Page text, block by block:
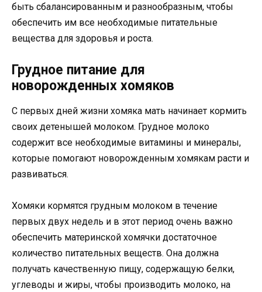
быть сбалансированным и разнообразным, чтобы
обеспечить им все необходимые питательные
вещества для здоровья и роста.
Грудное питание для
новорожденных хомяков
С первых дней жизни хомяка мать начинает кормить
своих детенышей молоком. Грудное молоко
содержит все необходимые витамины и минералы,
которые помогают новорожденным хомякам расти и
развиваться.
Хомяки кормятся грудным молоком в течение
первых двух недель и в этот период очень важно
обеспечить материнской хомячки достаточное
количество питательных веществ. Она должна
получать качественную пищу, содержащую белки,
углеводы и жиры, чтобы производить молоко, на